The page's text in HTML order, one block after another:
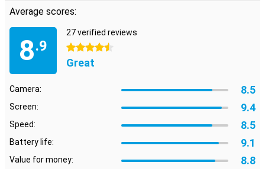
Average scores:
8.9
27 verified reviews
4.5 stars
Great
Camera: 8.5
Screen: 9.4
Speed: 8.5
Battery life: 9.1
Value for money: 8.8